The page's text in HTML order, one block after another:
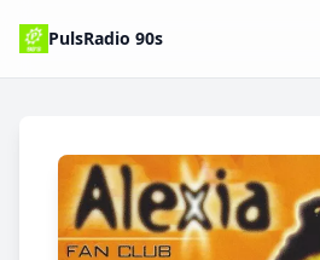
PulsRadio 90s